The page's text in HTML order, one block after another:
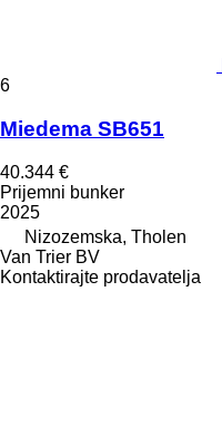
6
Miedema SB651
40.344 €
Prijemni bunker
2025
Nizozemska, Tholen
Van Trier BV
Kontaktirajte prodavatelja